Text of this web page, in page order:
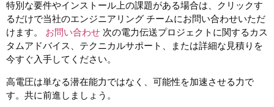
特別な要件やインストール上の課題がある場合は、クリックす
るだけで当社のエンジニアリング チームにお問い合わせいただ
けます。 お問い合わせ 次の電力伝送プロジェクトに関するカス
タムアドバイス、テクニカルサポート、または詳細な見積りを
今すぐ入手してください。
高電圧は単なる潜在能力ではなく、可能性を加速させる力で
す。共に前進しましょう。